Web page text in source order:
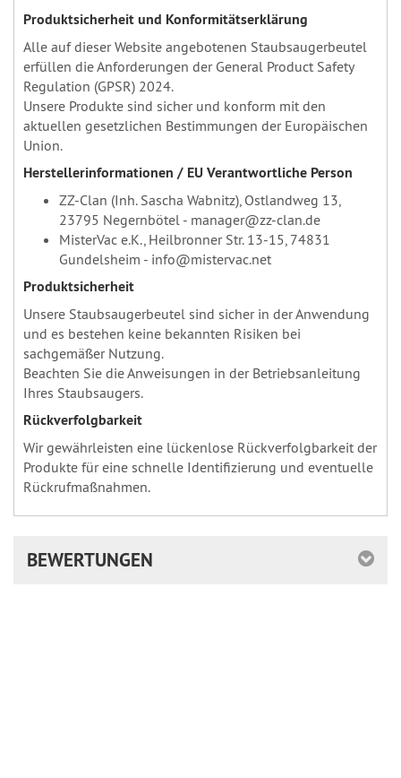
Produktsicherheit und Konformitätserklärung
Alle auf dieser Website angebotenen Staubsaugerbeutel
erfüllen die Anforderungen der General Product Safety
Regulation (GPSR) 2024.
Unsere Produkte sind sicher und konform mit den
aktuellen gesetzlichen Bestimmungen der Europäischen
Union.
Herstellerinformationen / EU Verantwortliche Person
ZZ-Clan (Inh. Sascha Wabnitz), Ostlandweg 13,
23795 Negernbötel - manager@zz-clan.de
MisterVac e.K., Heilbronner Str. 13-15, 74831
Gundelsheim - info@mistervac.net
Produktsicherheit
Unsere Staubsaugerbeutel sind sicher in der Anwendung
und es bestehen keine bekannten Risiken bei
sachgemäßer Nutzung.
Beachten Sie die Anweisungen in der Betriebsanleitung
Ihres Staubsaugers.
Rückverfolgbarkeit
Wir gewährleisten eine lückenlose Rückverfolgbarkeit der
Produkte für eine schnelle Identifizierung und eventuelle
Rückrufmaßnahmen.
BEWERTUNGEN